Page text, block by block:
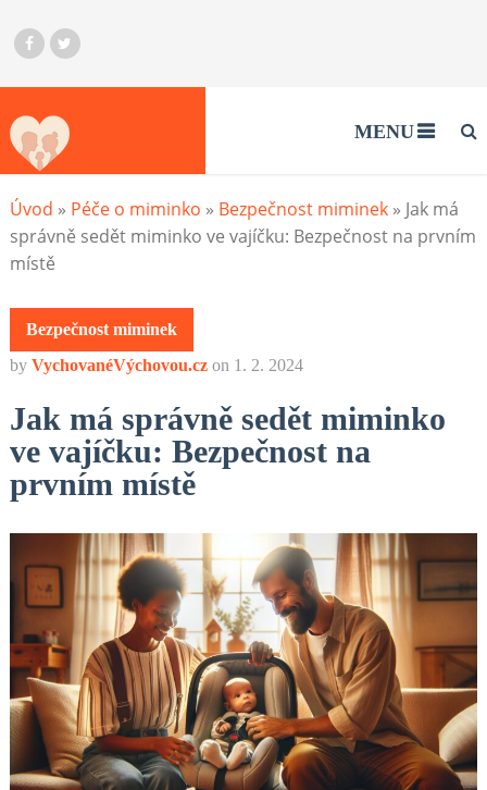
MENU
Úvod » Péče o miminko » Bezpečnost miminek» Jak má
správně sedět miminko ve vajíčku: Bezpečnost na prvním
místě
Bezpečnost miminek
by VychovanéVýchovou.cz on 1. 2. 2024
Jak má správně sedět miminko
ve vajíčku: Bezpečnost na
prvním místě